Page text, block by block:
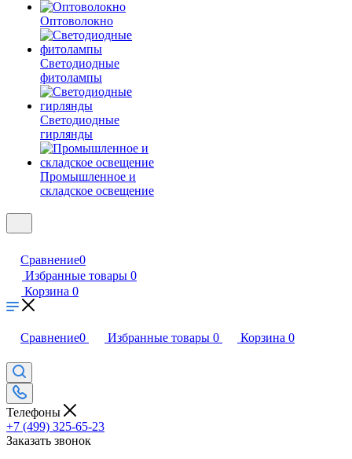
Оптоволокно
Светодиодные
фитолампы
Светодиодные
гирлянды
Промышленное и
складское освещение
Сравнение0
Избранные товары 0
Корзина 0
Сравнение0 Избранные товары 0 Корзина 0
Телефоны
+7 (499) 325-65-23
Заказать звонок